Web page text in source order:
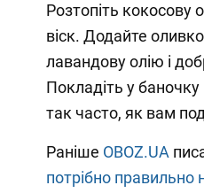
Розтопіть кокосову
віск. Додайте
лавандову олію і
Покладіть у баночку
так часто, як вам
Раніше OBOZ.UA
потрібно правильно